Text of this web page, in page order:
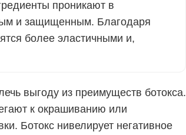
проникают в
и защищенным. Благодаря
более эластичными и,
выгоду из преимуществ ботокса.
к окрашиванию или
Ботокс нивелирует негативное